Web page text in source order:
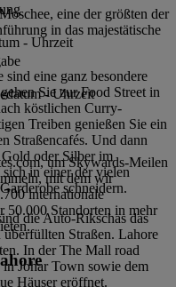
eine der größten der
in das majestätische
eine ganz besondere
Sie zur Food Street in
köstlichen Curry-
Treiben genießen Sie ein
Straßencafés. Und dann
oder Silber im
in einer der vielen
schneidern.
die Auto-Rikschas das
Straßen. Lahore
In der The Mall road
Johar Town sowie dem
Häuser eröffnet.
- Uhrzeit
- Uhrzeit
um Skywards-Meilen
mit dem wir
internationale
50.000 Standorten in mehr